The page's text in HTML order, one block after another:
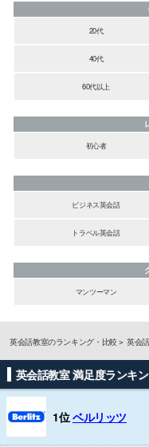
20代
40代
60代以上
初心者
ビジネス英会話
トラベル英会話
マンツーマン
英会話教室のランキング・比較 英会
英会話教室 満足度ランキ
1位ベルリッツ